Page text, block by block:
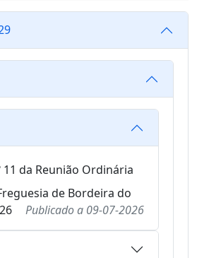
11 da Reunião Ordinária
de Bordeira do
Publicado a 09-07-2026